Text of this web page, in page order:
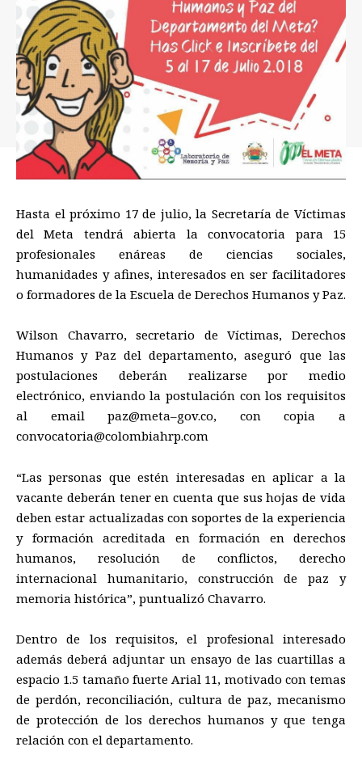
Hasta elpróximo 17 de julio, la Secretaría de Víctimas
del Meta tendrá abierta la convocatoria para 15
profesionales enáreas de ciencias sociales,
humanidades y afines, interesados en ser facilitadores
o formadores de la Escuela de Derechos Humanos y Paz.
Wilson Chavarro, secretario de Víctimas, Derechos
Humanos y Paz del departamento, aseguró que las
postulaciones deberán realizarse por medio
electrónico, enviando la postulación con los requisitos
al emailpaz@meta–gov.co, con copia a
convocatoria@colombiahrp.com
“Las personas que estén interesadas en aplicar a la
vacante deberán tener en cuenta que sus hojas de vida
deben estar actualizadas con soportes de la experiencia
y formación acreditada en formación en derechos
humanos, resolución de conflictos, derecho
internacional humanitario, construcción de paz y
memoria histórica”, puntualizó Chavarro.
Dentro de los requisitos,el profesional interesado
además deberá adjuntar un ensayo de las cuartillas a
espacio 1.5 tamaño fuerte Arial 11, motivado con temas
de perdón, reconciliación, cultura de paz, mecanismo
de protección de los derechos humanos y que tenga
relación con el departamento.